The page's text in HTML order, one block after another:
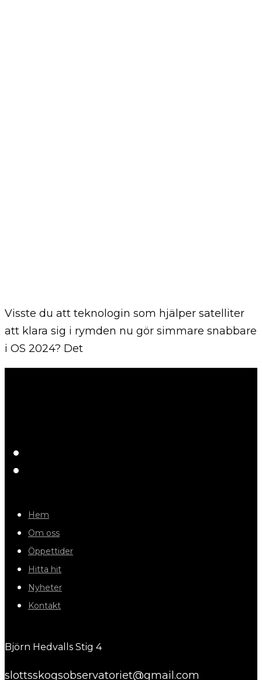
Visste du att teknologin som hjälper satelliter
att klara sig i rymden nu gör simmare snabbare
i OS 2024? Det
Hem
Om oss
Öppettider
Hitta hit
Nyheter
Kontakt
Björn Hedvalls Stig 4
slottsskogsobservatoriet@gmail.com